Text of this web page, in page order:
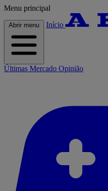
Menu principal
Abrir menu Início
Últimas Mercado Opinião